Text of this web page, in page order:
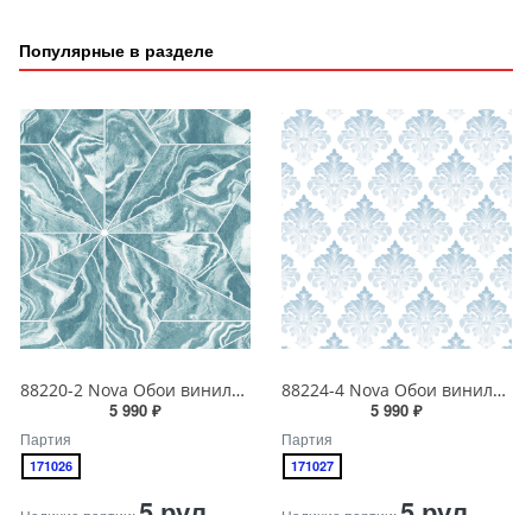
Популярные в разделе
88220-2 Nova Обои виниловые на бумажной основе 1.06*15.6
5 990 ₽
Партия
171026
88224-4 Nova Обои виниловые на бумажной основе 1.06*15.6
5 990 ₽
Партия
171027